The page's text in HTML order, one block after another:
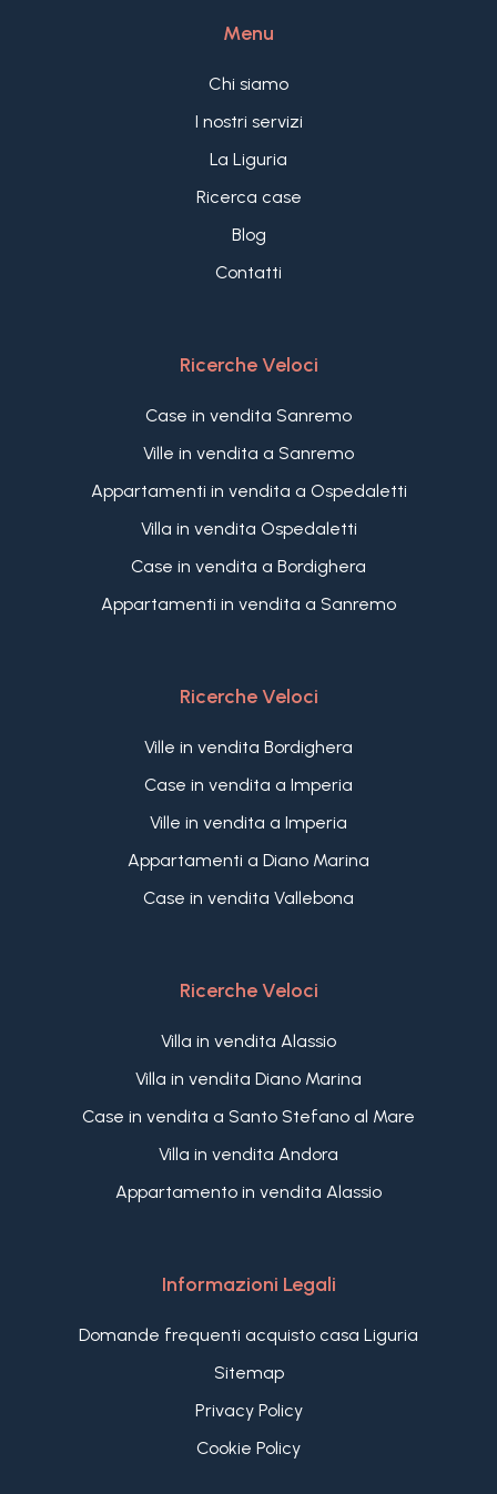
Menu
Chi siamo
I nostri servizi
La Liguria
Ricerca case
Blog
Contatti
Ricerche Veloci
Case in vendita Sanremo
Ville in vendita a Sanremo
Appartamenti in vendita a Ospedaletti
Villa in vendita Ospedaletti
Case in vendita a Bordighera
Appartamenti in vendita a Sanremo
Ricerche Veloci
Ville in vendita Bordighera
Case in vendita a Imperia
Ville in vendita a Imperia
Appartamenti a Diano Marina
Case in vendita Vallebona
Ricerche Veloci
Villa in vendita Alassio
Villa in vendita Diano Marina
Case in vendita a Santo Stefano al Mare
Villa in vendita Andora
Appartamento in vendita Alassio
Informazioni Legali
Domande frequenti acquisto casa Liguria
Sitemap
Privacy Policy
Cookie Policy